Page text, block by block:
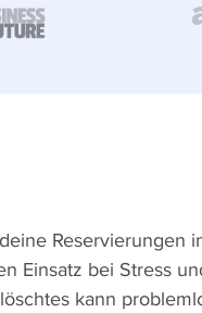
Einsatz bei Stress
kann